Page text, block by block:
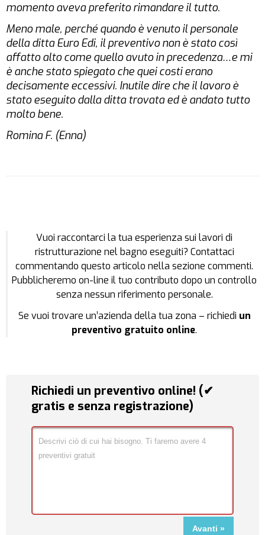
momento aveva preferito rimandare il tutto.
Meno male, perché quando è venuto il personale
della ditta Euro Edi, il preventivo non è stato così
affatto alto come quello avuto in precedenza…e mi
è anche stato spiegato che quei costi erano
decisamente eccessivi. Inutile dire che il lavoro è
stato eseguito dalla ditta trovata ed è andato tutto
molto bene.
Romina F. (Enna)
Vuoi raccontarci la tua esperienza sui lavori di
ristrutturazione nel bagno eseguiti? Contattaci
commentando questo articolo nella sezione commenti.
Pubblicheremo on-line il tuo contributo dopo un controllo
senza nessun riferimento personale.
Se vuoi trovare un’azienda della tua zona – richiedi un
preventivo gratuito online.
Richiedi un preventivo online! (✔
gratis e senza registrazione)